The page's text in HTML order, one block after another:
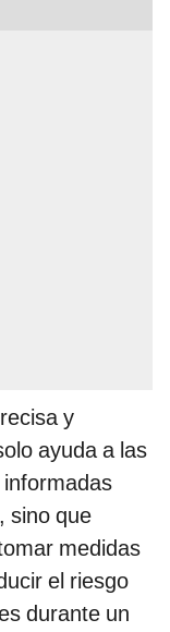
y
ayuda a las
sino que
medidas
el riesgo
durante un